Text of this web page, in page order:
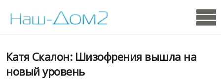
Катя Скалон: Шизофрения вышла на
новый уровень